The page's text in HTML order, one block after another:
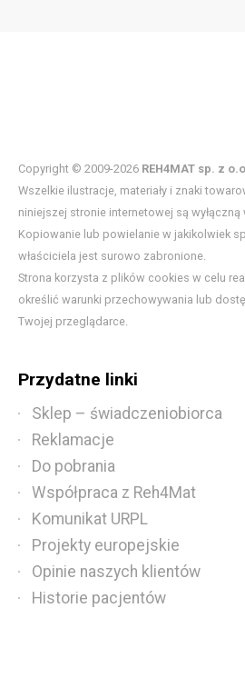
Copyright © 2009-2026 REH4MAT sp. z
Wszelkie ilustracje, materiały i znaki
niniejszej stronie internetowej są wyłączną
Kopiowanie lub powielanie w jakikolwiek
właściciela jest surowo zabronione.
Strona korzysta z plików cookies w celu
określić warunki przechowywania lub
Twojej przeglądarce.
Przydatne linki
Sklep – świadczeniobiorca
Reklamacje
Do pobrania
Współpraca z Reh4Mat
Komunikat URPL
Projekty europejskie
Opinie naszych klientów
Historie pacjentów